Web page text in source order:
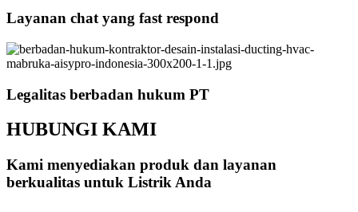
Layanan chat yang fast respond
Legalitas berbadan hukum PT
HUBUNGI KAMI
Kami menyediakan produk dan layanan
berkualitas untuk Listrik Anda